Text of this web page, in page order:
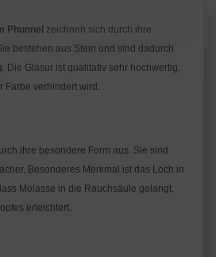
Phunnel zeichnen sich durch ihre
bestehen aus Stein und sind dadurch
Die Glasur ist qualitativ sehr hochwertig,
Farbe verhindert wird.
ihre besondere Form aus. Sie sind
Besonderes Merkmal ist das Loch in
Molasse in die Rauchsäule gelangt,
erleichtert.